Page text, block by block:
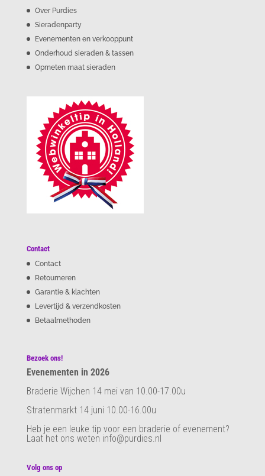
Over Purdies
Sieradenparty
Evenementen en verkooppunt
Onderhoud sieraden & tassen
Opmeten maat sieraden
Contact
Contact
Retourneren
Garantie & klachten
Levertijd & verzendkosten
Betaalmethoden
Bezoek ons!
Evenementen in 2026
Braderie Wijchen 14 mei van 10.00-17.00u
Stratenmarkt 14 juni 10.00-16.00u
Heb je een leuke tip voor een braderie of evenement?
Laat het ons weten info@purdies.nl
Volg ons op